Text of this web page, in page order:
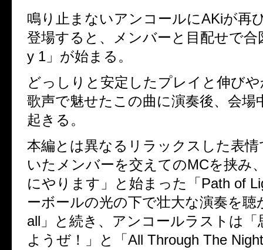
鳴り止まないアンコールにAKiが再
登場すると、メンバーと目配せで合
y 1 」が始まる。
どっしりと安定したプレイと伸び
歌声で魅せたこの曲に演奏後、会場
起きる。
本編とは異なるリラックスした表
いたメンバーを交えてのMCを挟み
にやります」と始まった「 Path of
ーボールの光の下で壮大な演奏を聴
all 」と続き、アンコールラストは
ようぜ！」と「 All Through The Night